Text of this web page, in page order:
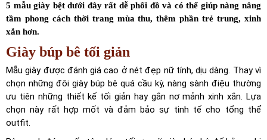
5 mẫu giày bệt dưới đây rất dễ phối đồ và có thể giúp nàng nâng
tầm phong cách thời trang mùa thu, thêm phần trẻ trung, xinh
xắn hơn.
Giày búp bê tối giản
Mẫu giày được đánh giá cao ở nét đẹp nữ tính, dịu dàng. Thay vì
chọn những đôi giày búp bê quá cầu kỳ, nàng sành điệu thường
ưu tiên những thiết kế tối giản hay gắn nơ mảnh xinh xắn. Lựa
chọn này rất hợp mốt và đảm bảo sự tinh tế cho tổng thể
outfit.